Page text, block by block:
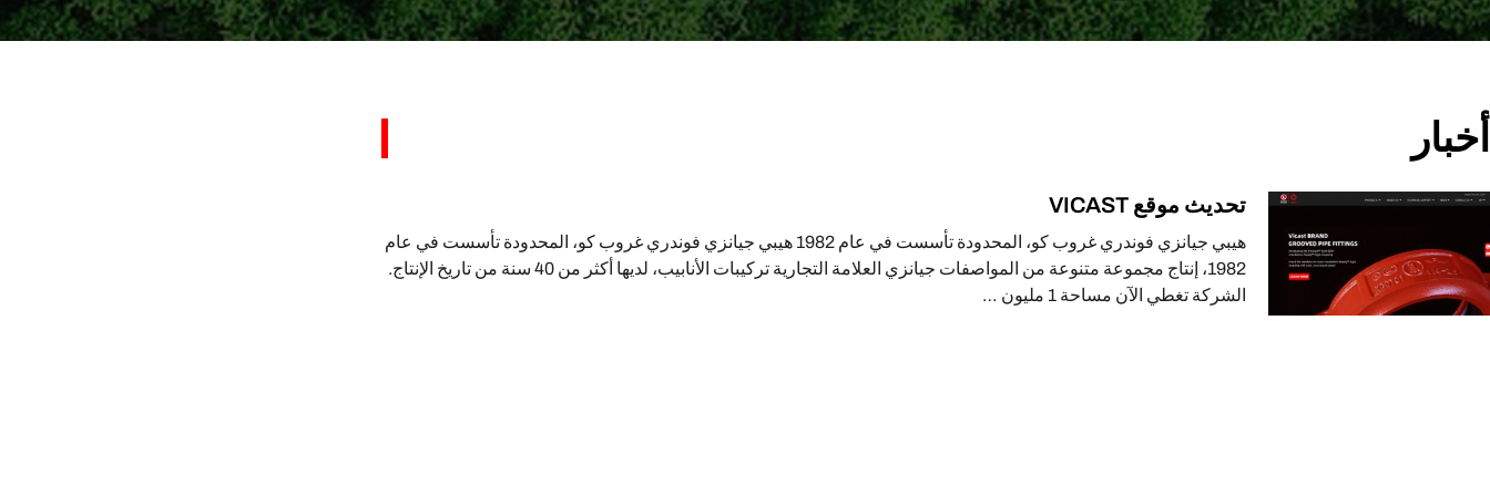
أخبار
تحديث موقع VICAST
هيبي جيانزي فوندري غروب كو، المحدودة تأسست في عام 1982 هيبي جيانزي فوندري غروب كو، المحدودة تأسست في عام
1982، إنتاج مجموعة متنوعة من المواصفات جيانزي العلامة التجارية تركيبات الأنابيب، لديها أكثر من 40 سنة من تاريخ الإنتاج.
الشركة تغطي الآن مساحة 1 مليون …